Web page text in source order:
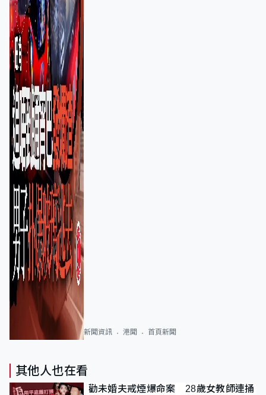
新聞資訊 港聞 首頁新聞
其他人也在看
勸未婚夫戒煙爆命案 28歲女教師連捅